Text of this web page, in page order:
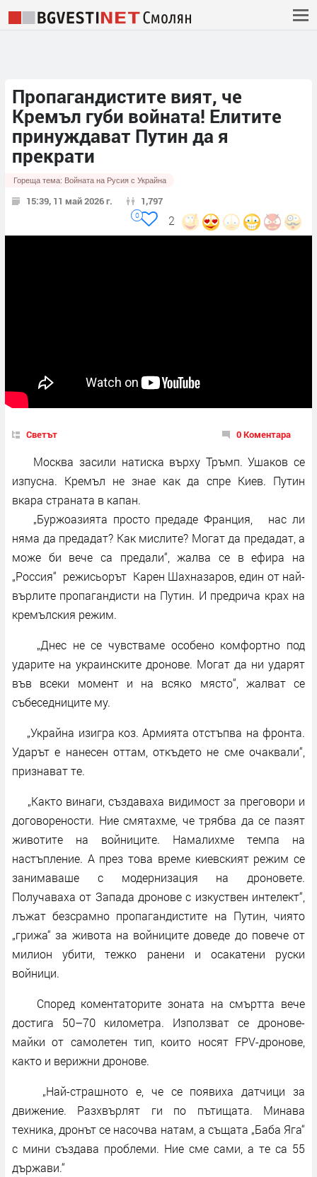
Пропагандистите вият, че
Кремъл губи войната! Елитите
принуждават Путин да я
прекрати
Гореща тема: Войната на Русия с Украйна
15:39, 11 май 2026 г. 1,797
2
0
Светът 0 Коментара
Москва засили натиска върху Тръмп. Ушаков се
изпусна. Кремъл не знае как да спре Киев. Путин
вкара страната в капан.
„Буржоазията просто предаде Франция, нас ли
няма да предадат? Как мислите? Могат да предадат, а
може би вече са предали“, жалва се в ефира на
„Россия“ режисьорът Карен Шахназаров, един от най-
върлите пропагандисти на Путин. И предрича крах на
кремълския режим.
„Днес не се чувстваме особено комфортно под
ударите на украинските дронове. Могат да ни ударят
във всеки момент и на всяко място“, жалват се
събеседниците му.
„Украйна изигра коз. Армията отстъпва на фронта.
Ударът е нанесен оттам, откъдето не сме очаквали“,
признават те.
„Както винаги, създаваха видимост за преговори и
договорености. Ние смятахме, че трябва да се пазят
животите на войниците. Намалихме темпа на
настъпление. А през това време киевският режим се
занимаваше с модернизация на дроновете.
Получаваха от Запада дронове с изкуствен интелект“,
лъжат безсрамно пропагандистите на Путин, чиято
„грижа“ за живота на войниците доведе до повече от
милион убити, тежко ранени и осакатени руски
войници.
Според коментаторите зоната на смъртта вече
достига 50–70 километра. Използват се дронове-
майки от самолетен тип, които носят FPV-дронове,
както и верижни дронове.
„Най-страшното е, че се появиха датчици за
движение. Разхвърлят ги по пътищата. Минава
техника, дронът се насочва натам, а същата „Баба Яга“
с мини създава проблеми. Ние сме сами, а те са 55
държави.“